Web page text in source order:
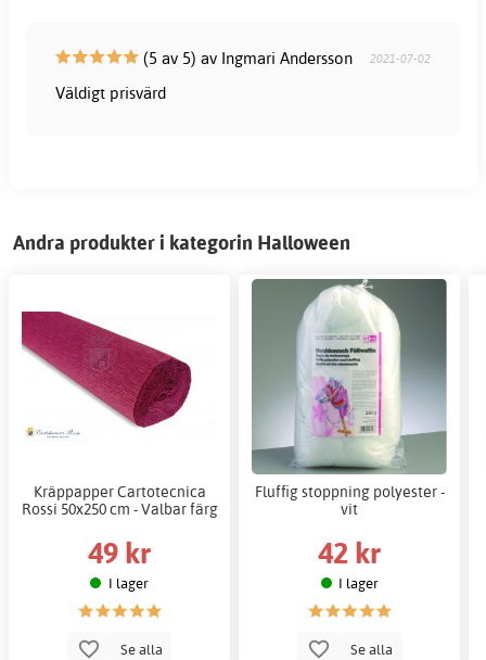
(5 av 5) av Ingmari Andersson 2021-07-02
Väldigt prisvärd
Andra produkter i kategorin Halloween
Kräppapper Cartotecnica
Rossi 50x250 cm - Valbar färg
49 kr
I lager
Se alla
Fluffig stoppning polyester -
vit
42 kr
I lager
Se alla